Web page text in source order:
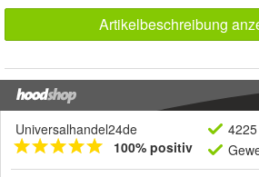
Artikelbeschreibung
Universalhandel24de
100% positiv